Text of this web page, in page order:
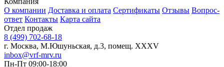
О компании Доставка и оплата Сертификаты Отзывы Вопрос-
ответ Контакты Карта сайта
Отдел продаж
8 (499) 702-68-18
г. Москва, М.Юшуньская, д.3, помещ. XXXV
inbox@vrf-mrv.ru
Пн-Пт 09:00-18:00